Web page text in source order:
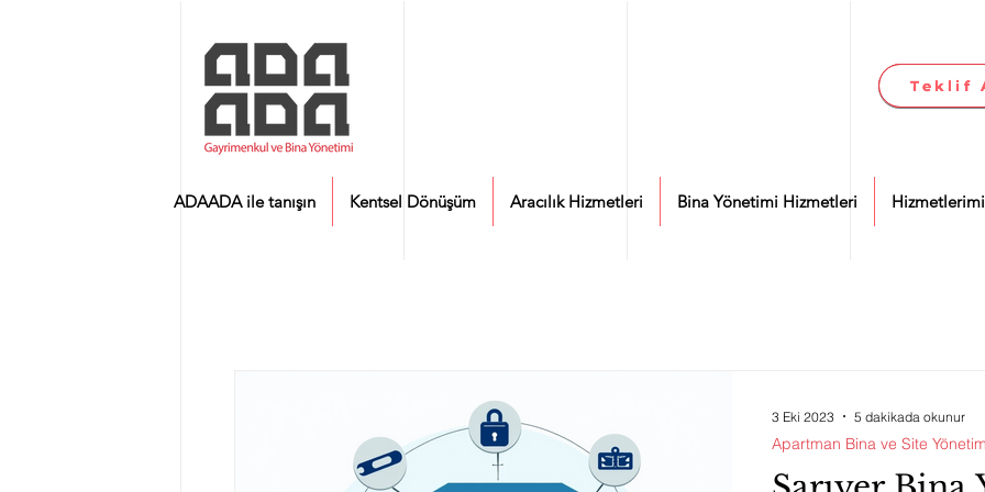
Teklif
Teklif
ADAADA ile tanışın Kentsel Dönüşüm Aracılık Hizmetleri Bina Yönetimi Hizmetleri
Apartman Bina ve Site
3 Eki 2023 5 dakikada okunur